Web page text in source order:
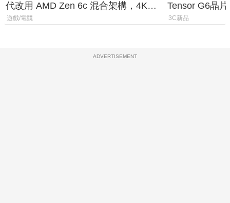
代改用 AMD Zen 6c 混合架構，4K
120fps 與全光追時代來臨
遊戲/電競
Tensor G6晶
元
3C新品
ADVERTISEMENT